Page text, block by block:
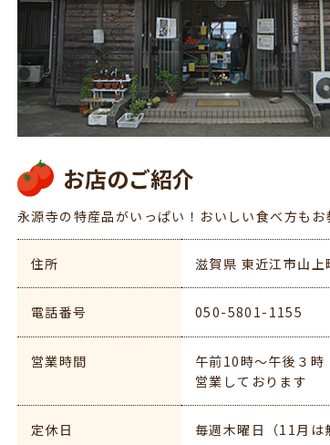
お店のご紹介
永源寺の特産品がいっぱい！おいしい食べ方もお
住所 滋賀県 東近江市山上
電話番号 050-5801-1155
営業時間
午前10時～午後３
営業しております
定休日 毎週木曜日（11月は